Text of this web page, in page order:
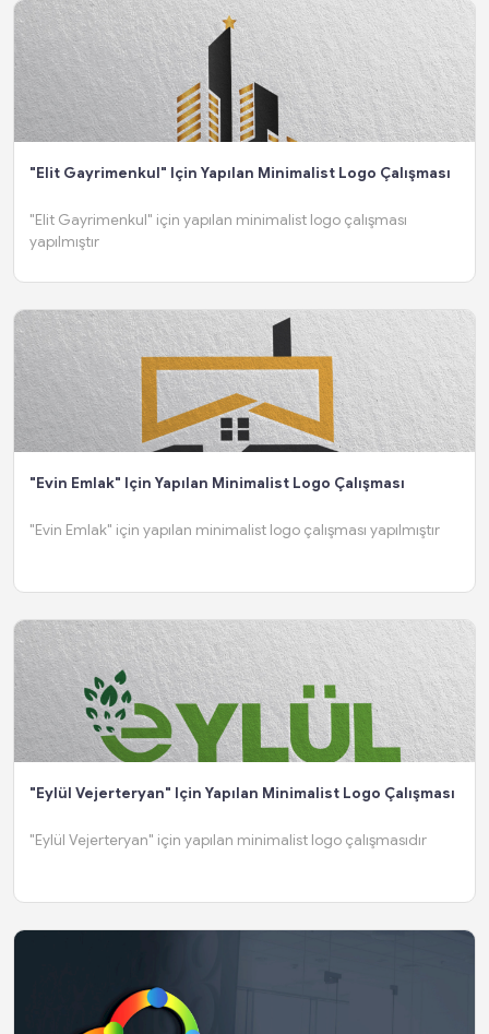
"Elit Gayrimenkul" Için Yapılan Minimalist Logo Çalışması
"Elit Gayrimenkul" için yapılan minimalist logo çalışması
yapılmıştır
"Evin Emlak" Için Yapılan Minimalist Logo Çalışması
"Evin Emlak" için yapılan minimalist logo çalışması yapılmıştır
"Eylül Vejerteryan" Için Yapılan Minimalist Logo Çalışması
"Eylül Vejerteryan" için yapılan minimalist logo çalışmasıdır